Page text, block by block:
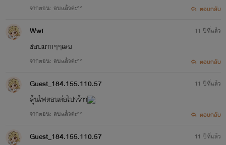
จากตอน: ลบแล้วค่ะ^^ ตอบกลับ
Wwf
ชอบมากๆๆเลย
จากตอน: ลบแล้วค่ะ^^
11 ปีที่แล้ว
ตอบกลับ
Guest_184.155.110.57
ลุ้นไฟตอนต่อไปจร้าา
จากตอน: ลบแล้วค่ะ^^
11 ปีที่แล้ว
ตอบกลับ
Guest_184.155.110.57 11 ปีที่แล้ว